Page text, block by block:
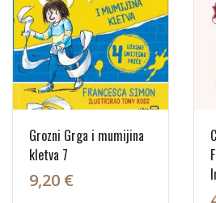
Grozni Grga i mumijina
kletva 7
9,20 €